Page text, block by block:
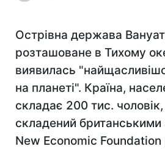
Острівна держава
розташоване в Тихому
виявилась
на планеті". Країна,
складає 200 тис.
складений британськими
New Economic Foundation